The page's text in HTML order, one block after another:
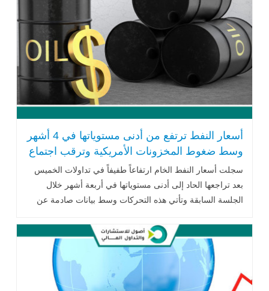
أسعار النفط ترتفع من أدنى مستوياتها في 4 أشهر
وسط ضغوط المخزونات الأمريكية وترقب اجتماع
أوبك+
سجلت أسعار النفط الخام ارتفاعاً طفيفاً في تداولات الخميس
بعد تراجعها الحاد إلى أدنى مستوياتها في أربعة أشهر خلال
الجلسة السابقة وتأتي هذه التحركات وسط بيانات صادمة عن